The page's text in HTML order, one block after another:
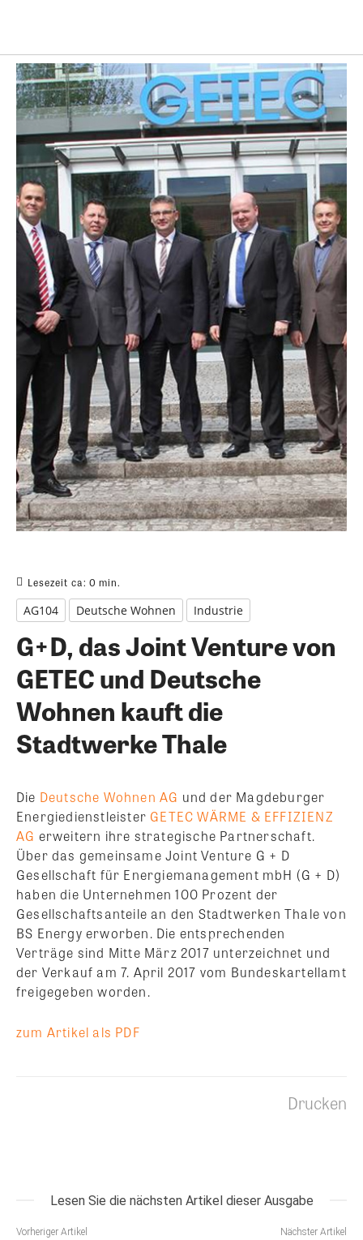
Lesezeit ca: 0 min.
AG104 Deutsche Wohnen Industrie
G+D, das Joint Venture von
GETEC und Deutsche
Wohnen kauft die
Stadtwerke Thale
Die Deutsche Wohnen AG und der Magdeburger
Energiedienstleister GETEC WÄRME & EFFIZIENZ
AG erweitern ihre strategische Partnerschaft.
Über das gemeinsame Joint Venture G + D
Gesellschaft für Energiemanagement mbH (G + D)
haben die Unternehmen 100 Prozent der
Gesellschaftsanteile an den Stadtwerken Thale von
BS Energy erworben. Die entsprechenden
Verträge sind Mitte März 2017 unterzeichnet und
der Verkauf am 7. April 2017 vom Bundeskartellamt
freigegeben worden.
zum Artikel als PDF
Drucken
Lesen Sie die nächsten Artikel dieser Ausgabe
Vorheriger Artikel Nächster Artikel